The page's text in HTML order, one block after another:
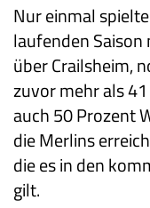
Nur einmal
laufenden Saison
über Crailsheim,
zuvor mehr als
auch 50 Prozent
die Merlins
die es in den
gilt.